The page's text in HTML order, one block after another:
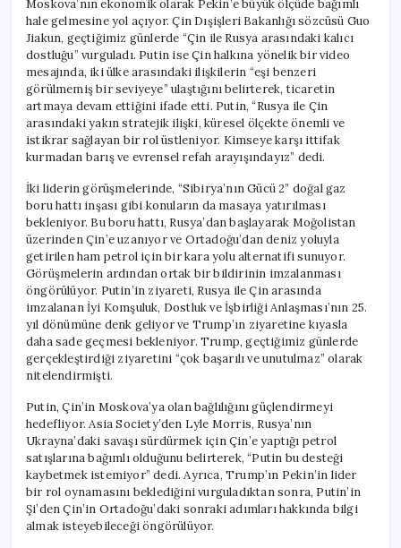
Moskova’nın ekonomik olarak Pekin’e büyük ölçüde bağımlı
hale gelmesine yol açıyor. Çin Dışişleri Bakanlığı sözcüsü Guo
Jiakun, geçtiğimiz günlerde “Çin ile Rusya arasındaki kalıcı
dostluğu” vurguladı. Putin ise Çin halkına yönelik bir video
mesajında, iki ülke arasındaki ilişkilerin “eşi benzeri
görülmemiş bir seviyeye” ulaştığını belirterek, ticaretin
artmaya devam ettiğini ifade etti. Putin, “Rusya ile Çin
arasındaki yakın stratejik ilişki, küresel ölçekte önemli ve
istikrar sağlayan bir rol üstleniyor. Kimseye karşı ittifak
kurmadan barış ve evrensel refah arayışındayız” dedi.
İki liderin görüşmelerinde, “Sibirya’nın Gücü 2” doğal gaz
boru hattı inşası gibi konuların da masaya yatırılması
bekleniyor. Bu boru hattı, Rusya’dan başlayarak Moğolistan
üzerinden Çin’e uzanıyor ve Ortadoğu’dan deniz yoluyla
getirilen ham petrol için bir kara yolu alternatifi sunuyor.
Görüşmelerin ardından ortak bir bildirinin imzalanması
öngörülüyor. Putin’in ziyareti, Rusya ile Çin arasında
imzalanan İyi Komşuluk, Dostluk ve İşbirliği Anlaşması’nın 25.
yıl dönümüne denk geliyor ve Trump’ın ziyaretine kıyasla
daha sade geçmesi bekleniyor. Trump, geçtiğimiz günlerde
gerçekleştirdiği ziyaretini “çok başarılı ve unutulmaz” olarak
nitelendirmişti.
Putin, Çin’in Moskova’ya olan bağlılığını güçlendirmeyi
hedefliyor. Asia Society’den Lyle Morris, Rusya’nın
Ukrayna’daki savaşı sürdürmek için Çin’e yaptığı petrol
satışlarına bağımlı olduğunu belirterek, “Putin bu desteği
kaybetmek istemiyor” dedi. Ayrıca, Trump’ın Pekin’in lider
bir rol oynamasını beklediğini vurguladıktan sonra, Putin’in
Şi’den Çin’in Ortadoğu’daki sonraki adımları hakkında bilgi
almak isteyebileceği öngörülüyor.